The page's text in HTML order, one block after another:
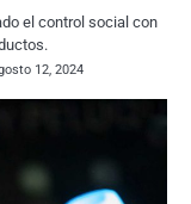
el control social con
12, 2024